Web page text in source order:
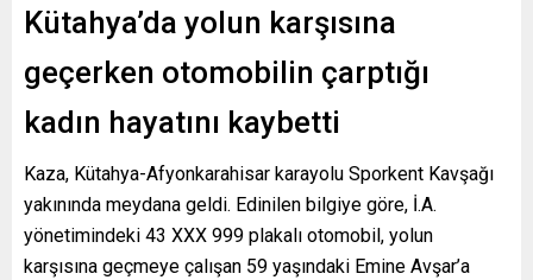
Kütahya’da yolun karşısına
geçerken otomobilin çarptığı
kadın hayatını kaybetti
Kaza, Kütahya-Afyonkarahisar karayolu Sporkent Kavşağı
yakınında meydana geldi. Edinilen bilgiye göre, İ.A.
yönetimindeki 43 XXX 999 plakalı otomobil, yolun
karşısına geçmeye çalışan 59 yaşındaki Emine Avşar’a